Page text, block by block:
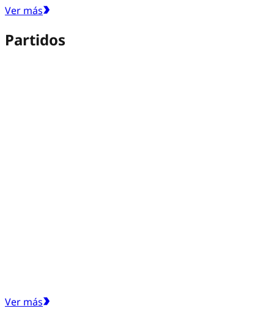
Ver más
Partidos
Ver más